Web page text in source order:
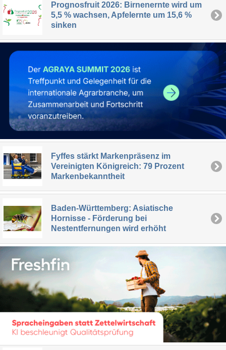
Prognosfruit 2026: Birnenernte wird um
5,5 % wachsen, Apfelernte um 15,6 %
sinken
Fyffes stärkt Markenpräsenz im
Vereinigten Königreich: 79 Prozent
Markenbekanntheit
Baden-Württemberg: Asiatische
Hornisse - Förderung bei
Nestentfernungen wird erhöht